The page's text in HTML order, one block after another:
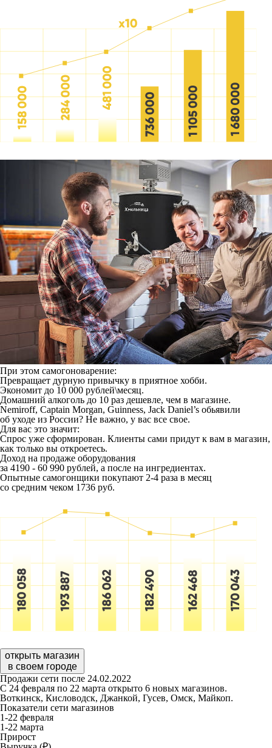
При этом самогоноварение:
Превращает дурную привычку в приятное хобби.
Экономит до 10 000 рублей\месяц.
Домашний алкоголь до 10 раз дешевле, чем в магазине.
Nemiroff, Captain Morgan, Guinness, Jack Daniel’s обьявили
об уходе из России? Не важно, у вас все свое.
Для вас это значит:
Спрос уже сформирован. Клиенты сами придут к вам в магазин,
как только вы откроетесь.
Доход на продаже оборудования
за 4190 - 60 990 рублей, а после на ингредиентах.
Опытные самогонщики покупают 2-4 раза в месяц
со средним чеком 1736 руб.
открыть магазин
в своем городе
Продажи сети после 24.02.2022
С 24 февраля по 22 марта открыто 6 новых магазинов.
Воткинск, Кисловодск, Джанкой, Гусев, Омск, Майкоп.
Показатели сети магазинов
1-22 февраля
1-22 марта
Прирост